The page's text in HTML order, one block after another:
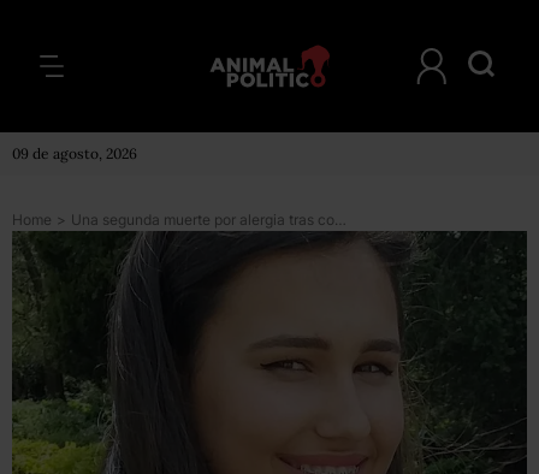
09 de agosto, 2026
Home > Una segunda muerte por alergia tras comer un sándwich de una cadena británica